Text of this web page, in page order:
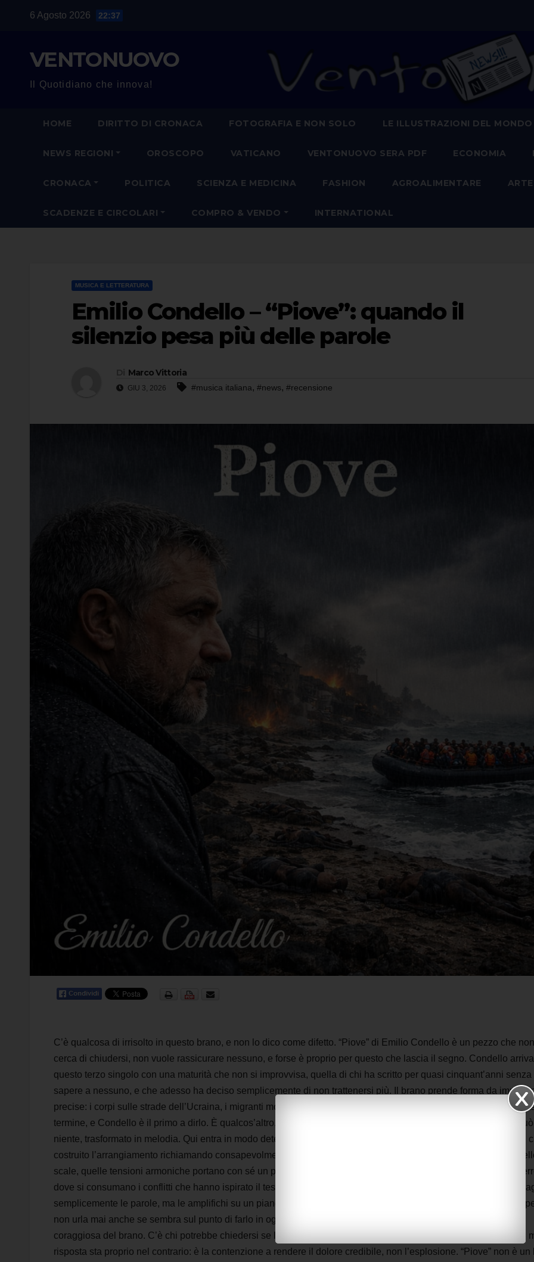
6 Agosto 2026 22:37
VENTONUOVO
Il Quotidiano che innova!
HOME DIRITTO DI CRONACA FOTOGRAFIA E NON SOLO LE ILLUSTRAZIONI DEL
NEWS REGIONI OROSCOPO VATICANO VENTONUOVO SERA PDF ECONOMIA
CRONACA POLITICA SCIENZA E MEDICINA FASHION AGROALIMENTARE ARTE
SCADENZE E CIRCOLARI COMPRO & VENDO INTERNATIONAL
MUSICA E LETTERATURA
Emilio Condello – “Piove”: quando il
silenzio pesa più delle parole
Marco Vittoria
GIU 3, 2026 #musica italiana, #news, #recensione
C’è qualcosa di irrisolto in questo brano, e non lo dico come difetto. “Piove” di Emilio Condello è un pezzo che non
cerca di chiudersi, non vuole rassicurare nessuno, e forse è proprio per questo che lascia il segno. Condello
questo terzo singolo con una maturità che non si improvvisa, quella di chi ha scritto per quasi cinquant’anni senza
sapere a nessuno, e che adesso ha deciso semplicemente di non trattenersi più. Il brano prende forma da
precise: i corpi sulle strade dell’Ucraina, i migranti morti a Cutro. Non è una canzone di protesta nel senso
termine, e Condello è il primo a dirlo. È qualcos’altro, più difficile da nominare. È lo strazio di chi guarda e non
niente, trasformato in melodia. Qui entra in modo determinante il lavoro di Joe Santelli della Di Marte Produzioni,
costruito l’arrangiamento richiamando consapevolmente armonie mediorientali. Non è una scelta decorativa:
scale, quelle tensioni armoniche portano con sé un peso geografico e culturale preciso, un rimando diretto alle
dove si consumano i conflitti che hanno ispirato il testo. Santelli riesce a fare in modo che la musica non
semplicemente le parole, ma le amplifichi su un piano quasi viscerale. La voce di Condello, trattenuta, quasi
non urla mai anche se sembra sul punto di farlo in ogni momento. È una scelta interpretativa forte, forse la più
coraggiosa del brano. C’è chi potrebbe chiedersi se lasciare uscire quell’urgenza avrebbe reso tutto più efficace,
risposta sta proprio nel contrario: è la contenzione a rendere il dolore credibile, non l’esplosione. “Piove” non è un